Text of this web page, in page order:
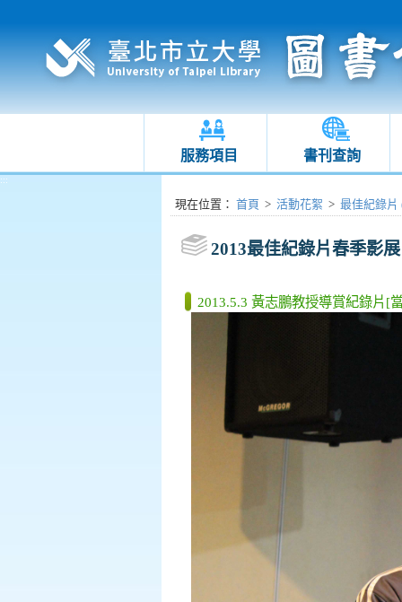
服務項目 書刊查詢
:::
:::現在位置 ： 首頁 > 活動花絮 > 最佳紀錄片
2013最佳紀錄片春季影展
2013.5.3 黃志鵬教授導賞紀錄片[